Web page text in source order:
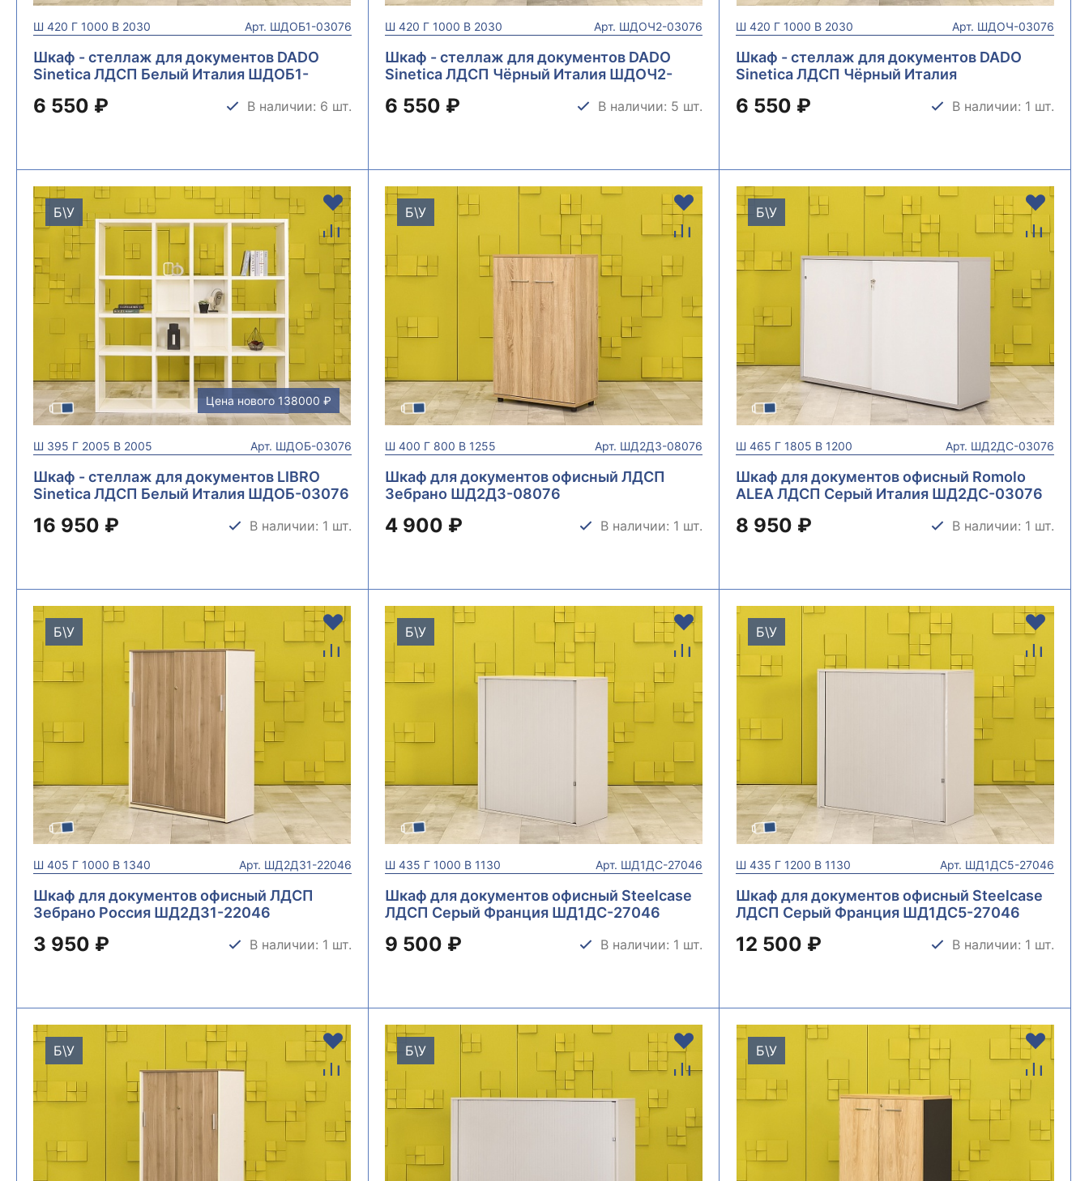
Ш 420 Г 1000 В 2030 Арт. ШДОБ1-03076
Шкаф - стеллаж для документов DADO
Sinetica ЛДСП Белый Италия ШДОБ1-
6 550 ₽ В наличии: 6 шт.
Ш 420 Г1000 В2030 Арт. ШДОЧ2-03076
Шкаф - стеллаж для документов DADO
Sinetica ЛДСП Чёрный Италия ШДОЧ2-
6 550 ₽ В наличии: 5 шт.
Ш 420 Г 1000 В 2030 Арт. ШДОЧ-03076
Шкаф - стеллаж для документов DADO
Sinetica ЛДСП Чёрный Италия
6 550 ₽ В наличии: 1 шт.
Б\У
Цена нового 138000 ₽
Ш 395 Г 2005 В 2005 Арт. ШДОБ-03076
Шкаф - стеллаж для документов LIBRO
Sinetica ЛДСП Белый Италия ШДОБ-03076
16 950 ₽ В наличии: 1 шт.
Б\У
Ш 400 Г800 В1255 Арт. ШД2ДЗ-08076
Шкаф для документов офисный ЛДСП
Зебрано ШД2ДЗ-08076
4 900 ₽ В наличии: 1 шт.
Б\У
Ш 465 Г 1805 В 1200 Арт. ШД2ДС-03076
Шкаф для документов офисный Romolo
ALEA ЛДСП Серый Италия ШД2ДС-03076
8 950 ₽ В наличии: 1 шт.
Б\У
Ш 405 Г 1000 В 1340 Арт. ШД2ДЗ1-22046
Шкаф для документов офисный ЛДСП
Зебрано Россия ШД2ДЗ1-22046
3 950 ₽ В наличии: 1 шт.
Б\У
Ш 435 Г1000 В1130 Арт. ШД1ДС-27046
Шкаф для документов офисный Steelcase
ЛДСП Серый Франция ШД1ДС-27046
9 500 ₽ В наличии: 1 шт.
Б\У
Ш 435 Г 1200 В 1130 Арт. ШД1ДС5-27046
Шкаф для документов офисный Steelcase
ЛДСП Серый Франция ШД1ДС5-27046
12 500 ₽ В наличии: 1 шт.
Б\У Б\У Б\У